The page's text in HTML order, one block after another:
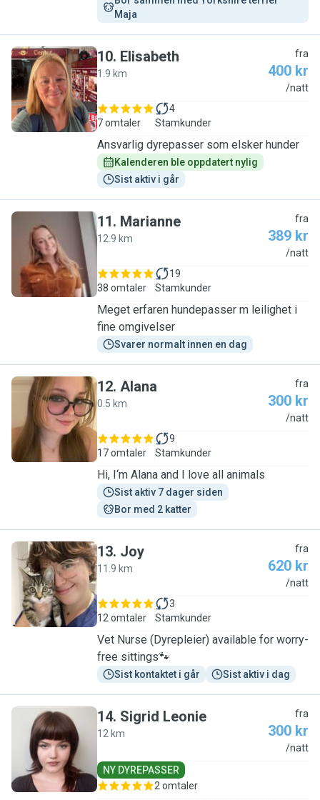
Maja
E
10. Elisabeth
1.9 km
fra
400 kr
/natt
7 omtaler
4
Stamkunder
Ansvarlig dyrepasser som elsker hunder
Kalenderen ble oppdatert nylig
Sist aktiv i går
M
11. Marianne
12.9 km
fra
389 kr
/natt
38 omtaler
19
Stamkunder
Meget erfaren hundepasser m leilighet i
fine omgivelser
Svarer normalt innen en dag
A
12. Alana
0.5 km
fra
300 kr
/natt
17 omtaler
9
Stamkunder
Hi, I‘m Alana and I love all animals
Sist aktiv 7 dager siden
Bor med 2 katter
J
13. Joy
11.9 km
fra
620 kr
/natt
12 omtaler
3
Stamkunder
Vet Nurse (Dyrepleier) available for worry-
free sittings🐾
Sist kontaktet i går Sist aktiv i dag
S
14. Sigrid Leonie
12 km
fra
300 kr
/natt
NY DYREPASSER
2 omtaler